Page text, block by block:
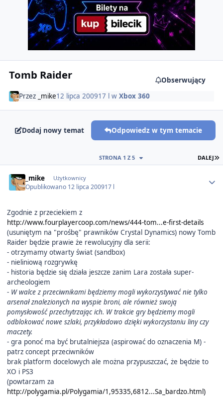
Tomb Raider
Obserwujący
Przez
_mike12 lipca 200917 l w Xbox 360
Dodaj nowy temat Odpowiedz w tym temacie
DALEJ
STRONA 1 Z 5
_mike Użytkownicy
Opublikowano 12 lipca 200917 l
Zgodnie z przeciekiem z
http://www.fourplayercoop.com/news/444-tom...e-first-details
(usuniętym na "prośbę" prawników Crystal Dynamics) nowy Tomb
Raider będzie prawie że rewolucyjny dla serii:
- otrzymamy otwarty świat (sandbox)
- nieliniową rozgrywkę
- historia będzie się działa jeszcze zanim Lara została super-
archeologiem
- W walce z przeciwnikami będziemy mogli wykorzystywać nie tylko
arsenał znalezionych na wyspie broni, ale również swoją
pomysłowość przechytrzając ich. W trakcie gry będziemy mogli
odblokować nowe szlaki, przykładowo dzięki wykorzystaniu liny czy
maczety.
- gra ponoć ma być brutalniejsza (aspirować do oznaczenia M) -
patrz concept przeciwników
brak platform docelowych ale można przypuszczać, że będzie to
XO i PS3
(powtarzam za
http://polygamia.pl/Polygamia/1,95335,6812...Sa_bardzo.html)